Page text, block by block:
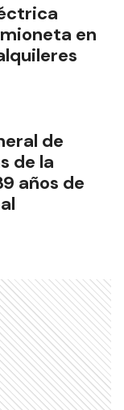
en
de
de la
años de